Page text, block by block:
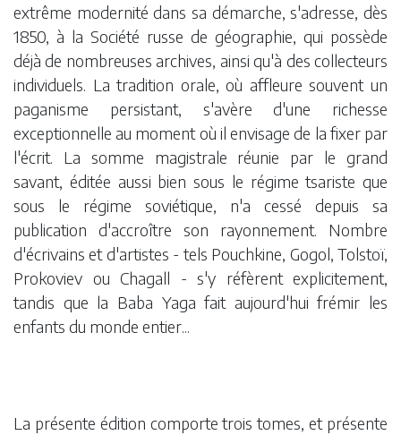
extrême modernité dans sa démarche, s'adresse, dès
1850, à la Société russe de géographie, qui possède
déjà de nombreuses archives, ainsi qu'à des collecteurs
individuels. La tradition orale, où affleure souvent un
paganisme persistant, s'avère d'une richesse
exceptionnelle au moment où il envisage de la fixer par
l'écrit. La somme magistrale réunie par le grand
savant, éditée aussi bien sous le régime tsariste que
sous le régime soviétique, n'a cessé depuis sa
publication d'accroître son rayonnement. Nombre
d'écrivains et d'artistes - tels Pouchkine, Gogol, Tolstoï,
Prokoviev ou Chagall - s'y réfèrent explicitement,
tandis que la Baba Yaga fait aujourd'hui frémir les
enfants du monde entier...
La présente édition comporte trois tomes, et présente